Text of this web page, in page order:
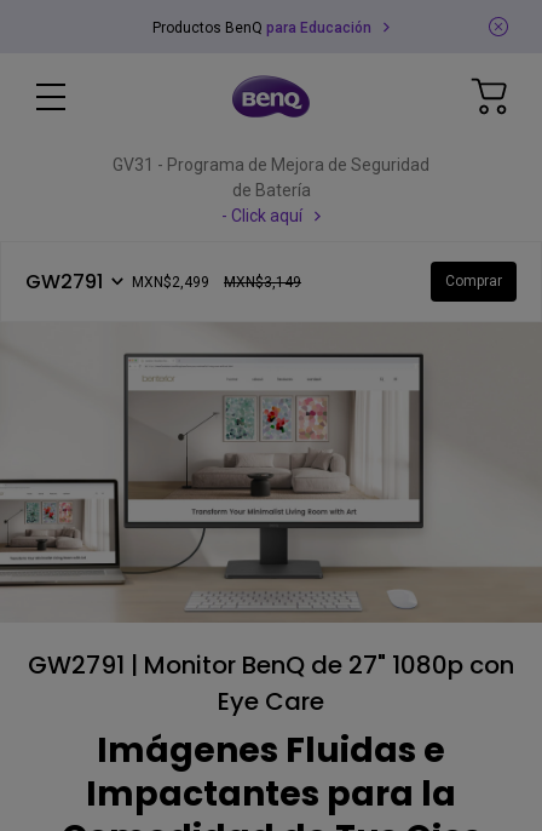
Productos BenQ para Educación
GV31 - Programa de Mejora de Seguridad
de Batería
- Click aquí
GW2791 MXN$2,499 MXN$3,149 Comprar
GW2791 | Monitor BenQ de 27" 1080p con
Eye Care
Imágenes Fluidas e
Impactantes para la